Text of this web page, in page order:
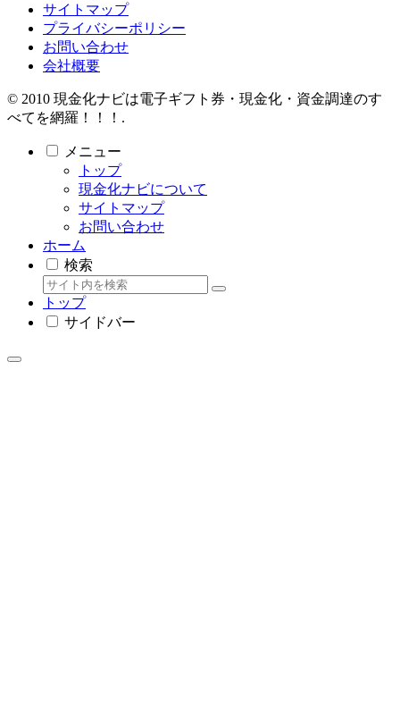
サイトマップ
プライバシーポリシー
お問い合わせ
会社概要
© 2010 現金化ナビは電子ギフト券・現金化・資金調達のす
べてを網羅！！！.
メニュー
トップ
現金化ナビについて
サイトマップ
お問い合わせ
ホーム
検索
トップ
サイドバー